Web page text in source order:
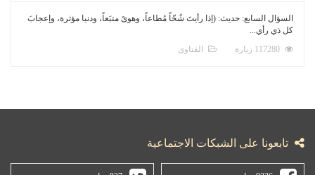
السؤال السابع: حديث: (إذا رأيتَ شُحّاً مُطاعاً، وهوىً متبَعاً، ودنيا مؤثرة، وإعجابَ
كل ذي رأي...
الفتاوى
تابعونا على الشبكات الاجتماعية